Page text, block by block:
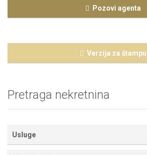
Pozovi agenta
Verzija za štampu
Pretraga nekretnina
Usluge